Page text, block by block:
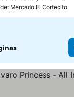
de: Mercado El Cortecito